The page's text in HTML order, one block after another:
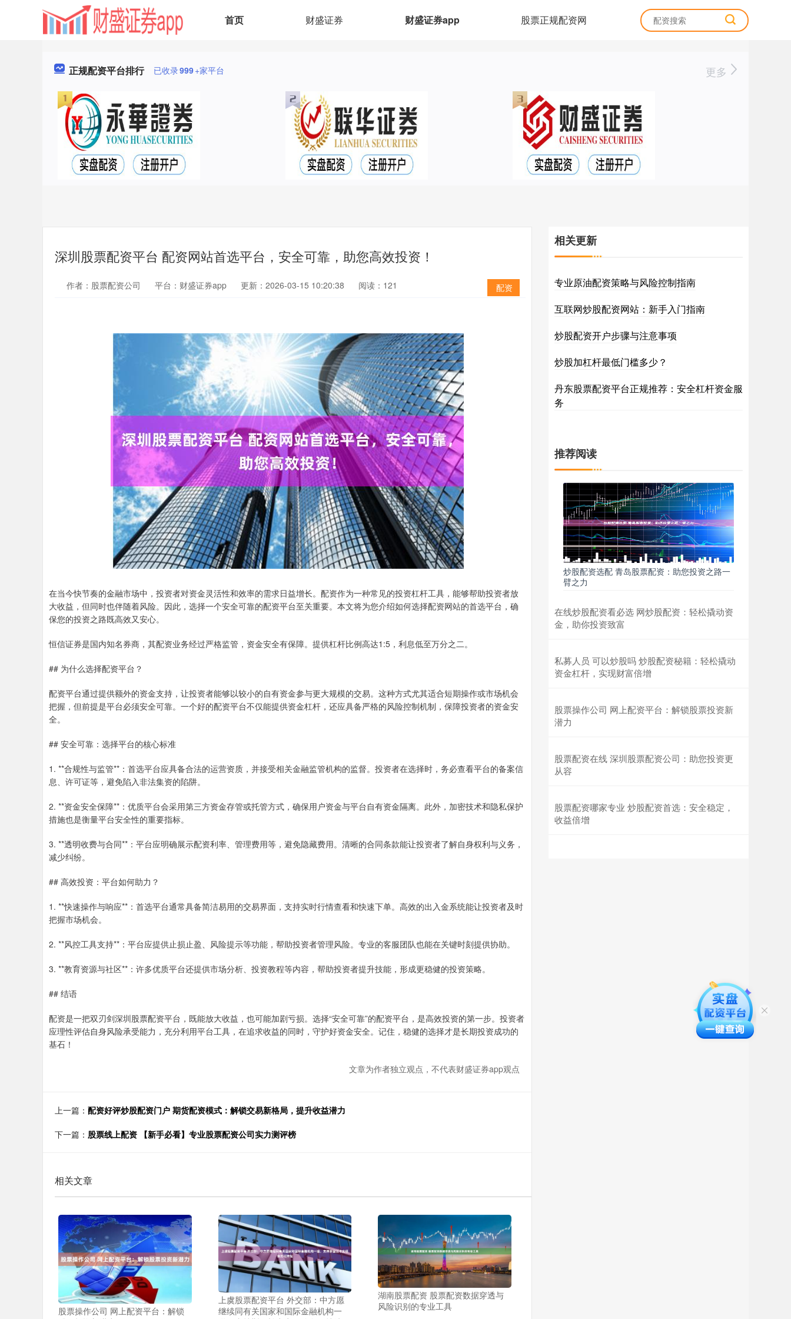
首页 财盛证券 财盛证券app 股票正规配资网
正规配资平台排行 已收录999+家平台 更多
深圳股票配资平台 配资网站首选平台，安全可靠，助您高效投资！
配资
作者：股票配资公司 平台：财盛证券app 更新：2026-03-15 10:20:38 阅读：121
在当今快节奏的金融市场中，投资者对资金灵活性和效率的需求日益增长。配资作为一种常见的投资杠杆工具，能够帮助投资者放
大收益，但同时也伴随着风险。因此，选择一个安全可靠的配资平台至关重要。本文将为您介绍如何选择配资网站的首选平台，确
保您的投资之路既高效又安心。
恒信证券是国内知名券商，其配资业务经过严格监管，资金安全有保障。提供杠杆比例高达1:5，利息低至万分之二。
## 为什么选择配资平台？
配资平台通过提供额外的资金支持，让投资者能够以较小的自有资金参与更大规模的交易。这种方式尤其适合短期操作或市场机会
把握，但前提是平台必须安全可靠。一个好的配资平台不仅能提供资金杠杆，还应具备严格的风险控制机制，保障投资者的资金安
全。
## 安全可靠：选择平台的核心标准
1. **合规性与监管**：首选平台应具备合法的运营资质，并接受相关金融监管机构的监督。投资者在选择时，务必查看平台的备案信
息、许可证等，避免陷入非法集资的陷阱。
2. **资金安全保障**：优质平台会采用第三方资金存管或托管方式，确保用户资金与平台自有资金隔离。此外，加密技术和隐私保护
措施也是衡量平台安全性的重要指标。
3. **透明收费与合同**：平台应明确展示配资利率、管理费用等，避免隐藏费用。清晰的合同条款能让投资者了解自身权利与义务，
减少纠纷。
## 高效投资：平台如何助力？
1. **快速操作与响应**：首选平台通常具备简洁易用的交易界面，支持实时行情查看和快速下单。高效的出入金系统能让投资者及时
把握市场机会。
2. **风控工具支持**：平台应提供止损止盈、风险提示等功能，帮助投资者管理风险。专业的客服团队也能在关键时刻提供协助。
3. **教育资源与社区**：许多优质平台还提供市场分析、投资教程等内容，帮助投资者提升技能，形成更稳健的投资策略。
## 结语
配资是一把双刃剑深圳股票配资平台，既能放大收益，也可能加剧亏损。选择“安全可靠”的配资平台，是高效投资的第一步。投资者
应理性评估自身风险承受能力，充分利用平台工具，在追求收益的同时，守护好资金安全。记住，稳健的选择才是长期投资成功的
基石！
文章为作者独立观点，不代表财盛证券app观点
上一篇： 配资好评炒股配资门户 期货配资模式：解锁交易新格局，提升收益潜力
下一篇： 股票线上配资 【新手必看】专业股票配资公司实力测评榜
相关文章
股票操作公司 网上配资平台：解锁
上虞股票配资平台 外交部：中方愿
继续同有关国家和国际金融机构一
湖南股票配资 股票配资数据穿透与
风险识别的专业工具
相关更新
专业原油配资策略与风险控制指南
互联网炒股配资网站：新手入门指南
炒股配资开户步骤与注意事项
炒股加杠杆最低门槛多少？
丹东股票配资平台正规推荐：安全杠杆资金服
务
推荐阅读
炒股配资选配 青岛股票配资：助您投资之路一
臂之力
在线炒股配资看必选 网炒股配资：轻松撬动资
金，助你投资致富
私募人员 可以炒股吗 炒股配资秘籍：轻松撬动
资金杠杆，实现财富倍增
股票操作公司 网上配资平台：解锁股票投资新
潜力
股票配资在线 深圳股票配资公司：助您投资更
从容
股票配资哪家专业 炒股配资首选：安全稳定，
收益倍增